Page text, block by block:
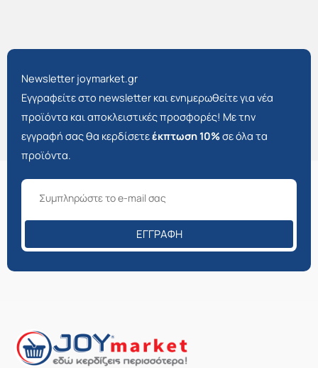
Newsletter joymarket.gr
Εγγραφείτε στο newsletter και ενημερωθείτε για νέα
προϊόντα και αποκλειστικές προσφορές! Με την
εγγραφή σας θα κερδίσετεέκπτωση 10%σε όλα τα
προϊόντα.
ΕΓΓΡΑΦΉ